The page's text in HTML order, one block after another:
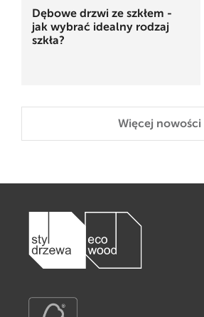
Dębowe drzwi ze szkłem -
jak wybrać idealny rodzaj
szkła?
Więcej nowości